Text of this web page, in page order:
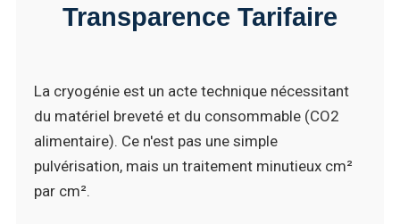
Transparence Tarifaire
La cryogénie est un acte technique nécessitant
du matériel breveté et du consommable (CO2
alimentaire). Ce n'est pas une simple
pulvérisation, mais un traitement minutieux cm²
par cm².